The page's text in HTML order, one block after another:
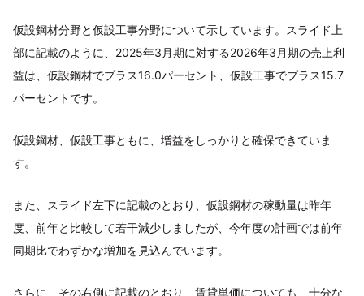
仮設鋼材分野と仮設工事分野について示しています。スライド上
部に記載のように、2025年3月期に対する2026年3月期の売上利
益は、仮設鋼材でプラス16.0パーセント、仮設工事でプラス15.7
パーセントです。
仮設鋼材、仮設工事ともに、増益をしっかりと確保できていま
す。
また、スライド左下に記載のとおり、仮設鋼材の稼動量は昨年
度、前年と比較して若干減少しましたが、今年度の計画では前年
同期比でわずかな増加を見込んでいます。
さらに、その右側に記載のとおり、賃貸単価についても、十分な